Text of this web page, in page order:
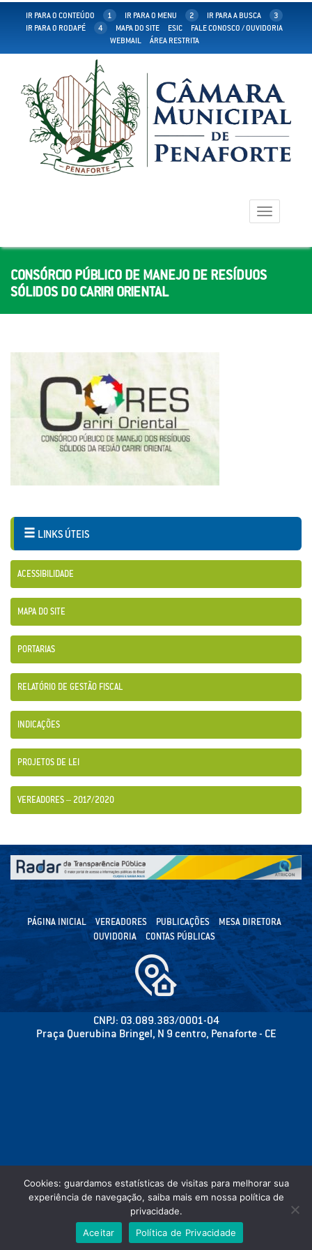
IR PARA O CONTEÚDO 1 IR PARA O MENU 2 IR PARA A BUSCA
3
IR PARA O RODAPÉ
4 MAPA DO SITE ESIC
FALE CONOSCO / OUVIDORIA
WEBMAIL
ÁREA RESTRITA
Toggle
navigation
CONSÓRCIO PÚBLICO DE MANEJO DE RESÍDUOS
SÓLIDOS DO CARIRI ORIENTAL
LINKS ÚTEIS
ACESSIBILIDADE
MAPA DO SITE
PORTARIAS
RELATÓRIO DE GESTÃO FISCAL
INDICAÇÕES
PROJETOS DE LEI
VEREADORES – 2017/2020
PÁGINA INICIAL VEREADORES PUBLICAÇÕES
MESA DIRETORA
OUVIDORIA
CONTAS PÚBLICAS
CNPJ: 03.089.383/0001-04
Praça Querubina Bringel, N 9 centro, Penaforte - CE
©2020 CÂMARA MUNICIPAL DE PENAFORTE - PODER LEGISLATIVO - TODOS OS
DIREITOS RESERVADOS.
Cookies: guardamos estatísticas de visitas para melhorar sua
experiência de navegação, saiba mais em nossa política de
privacidade.
Aceitar
Política de Privacidade